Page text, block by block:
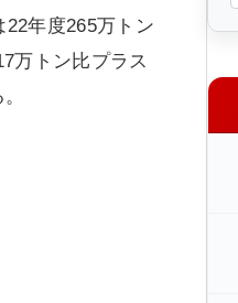
年度265万トン
万トン比プラス